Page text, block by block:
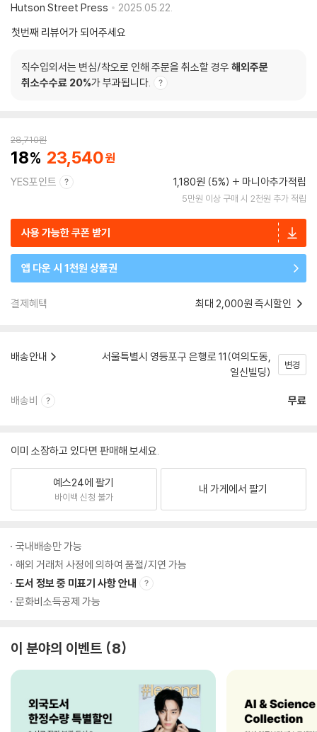
Hutson Street Press
2025.05.22.
첫번째 리뷰어가 되어주세요
직수입외서는 변심/착오로 인해 주문을 취소할 경우 해외주문
취소수수료 20%가 부과됩니다.
28,710원
18 23,540
YES포인트 1,180원 (5%) 마니아추가적립
5만원 이상 구매 시 2천원 추가 적립
사용 가능한 쿠폰 받기
앱 다운 시 1천원 상품권
결제혜택 최대 2,000원 즉시할인
배송안내
서울특별시 영등포구 은행로 11(여의도동,
일신빌딩)
변경
배송비 무료
이미 소장하고 있다면 판매해 보세요.
예스24에 팔기
바이백 신청 불가
내 가게에서 팔기
국내배송만 가능
해외 거래처 사정에 의하여 품절/지연 가능
도서 정보 중 미표기 사항 안내
문화비소득공제 가능
이 분야의 이벤트 8